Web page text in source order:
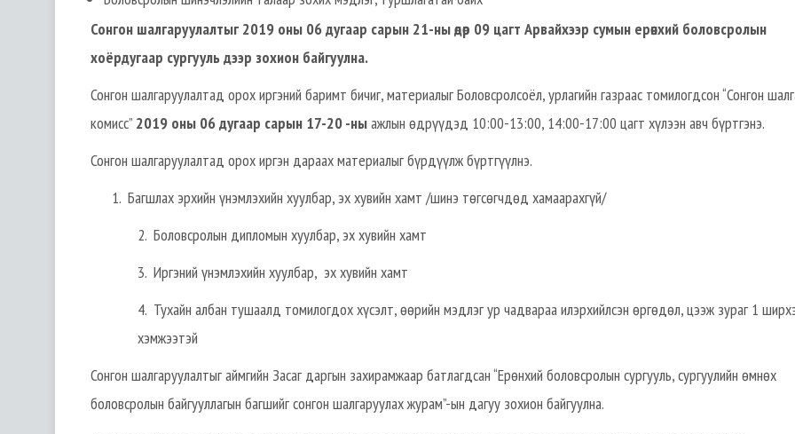
Сонгон шалгаруулалтыг 2019 оны 06 дугаар сарын 21-ны өдөр 09 цагт Арвайхээр сумын ерөнхий боловсролын
хоёрдугаар сургууль дээр зохион байгуулна.
Сонгон шалгаруулалтад орох иргэний баримт бичиг, материалыг Боловсролсоёл, урлагийн газраас томилогдсон “Сонгон
комисс” 2019 оны 06 дугаар сарын 17-20 -ныажлын өдрүүдэд 10:00-13:00, 14:00-17:00 цагт хүлээн авч бүртгэнэ.
Сонгон шалгаруулалтад орох иргэн дараах материалыг бүрдүүлж бүртгүүлнэ.
1. Багшлах эрхийн үнэмлэхийн хуулбар, эх хувийн хамт /шинэ төгсөгчдөд хамаарахгүй/
2. Боловсролын дипломын хуулбар, эх хувийн хамт
3. Иргэний үнэмлэхийн хуулбар, эх хувийн хамт
4. Тухайн албан тушаалд томилогдох хүсэлт, өөрийн мэдлэг ур чадвараа илэрхийлсэн өргөдөл, цээж зураг 1
хэмжээтэй
Сонгон шалгаруулалтыг аймгийн Засаг даргын захирамжаар батлагдсан “Ерөнхий боловсролын сургууль, сургуулийн өмнөх
боловсролын байгууллагын багшийг сонгон шалгаруулах журам”-ын дагуу зохион байгуулна.